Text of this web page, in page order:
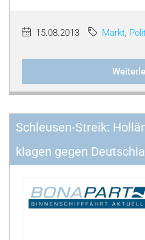
15.08.2013 Markt,
Schleusen-Streik:
klagen gegen